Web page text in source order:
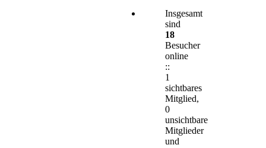
Insgesamt
sind
18
Besucher
online
::
1
sichtbares
Mitglied,
0
unsichtbare
Mitglieder
und